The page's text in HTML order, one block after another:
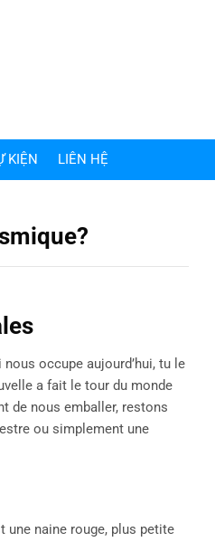
KIỆN LIÊN HỆ
occupe aujourd’hui, tu le
a fait le tour du monde
de nous emballer, restons
ou simplement une
une naine rouge, plus petite